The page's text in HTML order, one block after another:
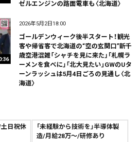
ゼルエンジンの路面電車も〈北海道〉
2026年5月2日18:00
ゴールデンウィーク後半スタート！観光
客や帰省客で北海道の“空の玄関口”新千
歳空港混雑「シャチを見に来た」「札幌ラ
ーメンを食べに」「北大見たい」GWのUタ
ーンラッシュは5月4日ごろの見通し〈北
海道〉
日祝休
「未経験から技術を」半導体製
造/月給28万〜/研修あり